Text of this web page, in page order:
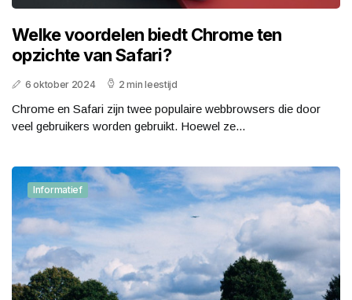
Welke voordelen biedt Chrome ten
opzichte van Safari?
6 oktober 2024 2 min leestijd
Chrome en Safari zijn twee populaire webbrowsers die door
veel gebruikers worden gebruikt. Hoewel ze...
Informatief